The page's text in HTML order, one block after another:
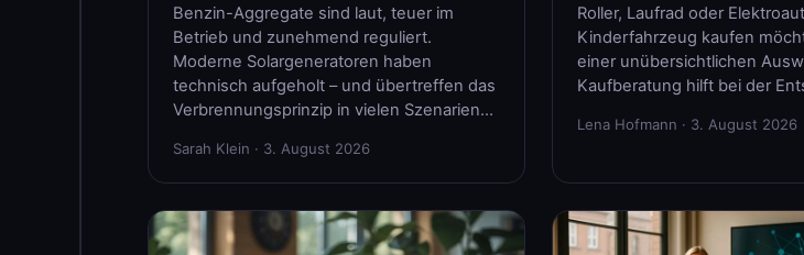
Benzin-Aggregate sind laut, teuer im
Betrieb und zunehmend reguliert.
Moderne Solargeneratoren haben
technisch aufgeholt – und übertreffen das
Verbrennungsprinzip in vielen Szenarien…
Sarah Klein · 3. August 2026
Roller, Laufrad oder
Kinderfahrzeug kaufen
einer unübersichtlichen
Kaufberatung hilft bei der
Lena Hofmann · 3. August 2026